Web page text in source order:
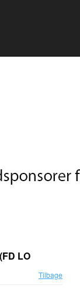
(FD LO
Tilbage